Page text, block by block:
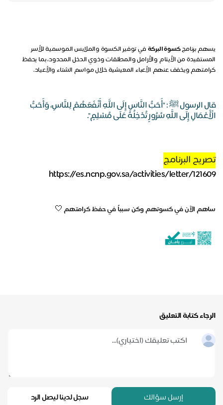
يسهم برنامجكسوة البركةفي توفير الكسوة والملابس الموسمية للأسر
المستفيدة من الأيتام والأرامل والمطلقات وذوي الدخل المحدود، بما يحفظ
كرامتهم ويخفف عنهم الأعباء المعيشية خلال مواسم الشتاء والأعياد.
قال الرسول ﷺ : "أَحَبُّ النَّاسِ إِلَى اللَّهِ أَنْفَعَهُمْ لِلنَّاسِ، وَأَحَبُّ
الْأَعْمَالِ إِلَى اللَّهِ سُرُورٍ تُدْخِلُهُ عَلَى مُسْلِمٍ".
تصريح البرنامج
https://es.ncnp.gov.sa/activities/letter/121609
ساهم الآن في كسوتهم وكن سبباً في حفظ كرامتهم🤍
الرجاء كتابة التعليق
إرسل سؤالك سجل لدينا ليصل الرد